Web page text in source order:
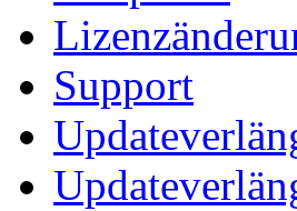
Support